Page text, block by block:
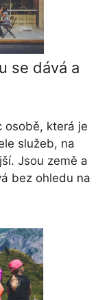
se dává a
osobě, která je
služeb, na
Jsou země a
bez ohledu na